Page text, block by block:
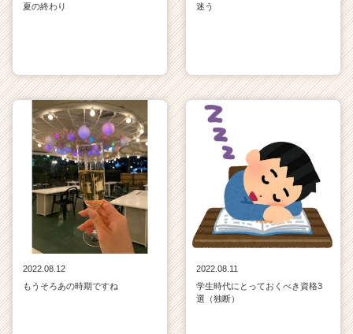
夏の終わり
迷う
2022.08.12
もうそろあの時期ですね
2022.08.11
学生時代にとっておくべき資格3
選（独断）